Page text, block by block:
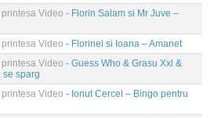
Video - Florin Salam si Mr Juve –
Video - Florinel si Ioana – Amanet
Video - Guess Who & Grasu Xxl &
se sparg
Video - Ionut Cercel – Bingo pentru